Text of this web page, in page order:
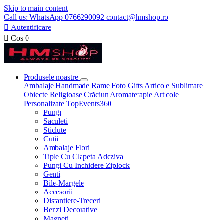
Skip to main content
Call us: WhatsApp 0766290092 contact@hmshop.ro
 Autentificare
 Cos 0
Produsele noastre
Ambalaje Handmade Rame Foto Gifts Articole Sublimare
Obiecte Religioase Crăciun Aromaterapie Articole
Personalizate TopEvents360
Pungi
Saculeti
Sticlute
Cutii
Ambalaje Flori
Tiple Cu Clapeta Adeziva
Pungi Cu Inchidere Ziplock
Genti
Bile-Margele
Accesorii
Distantiere-Treceri
Benzi Decorative
Magneti